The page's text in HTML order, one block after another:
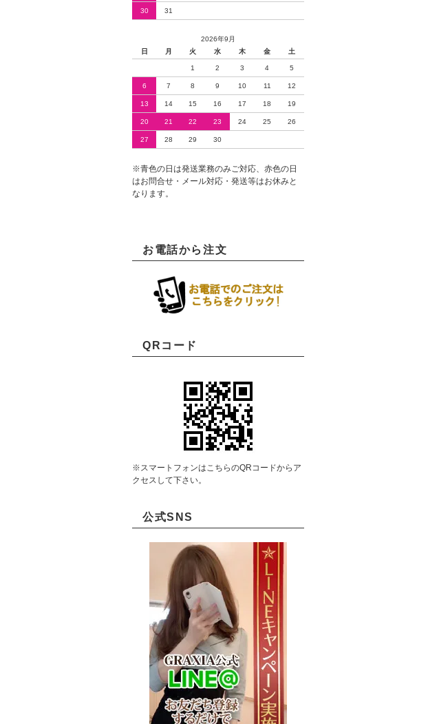
30 31
2026年9月
日
月 火 水 木 金 土
1 2 3 4 5
6 7 8 9 10 11 12
13 14 15 16 17 18 19
20 21 22 23 24 25 26
27 28 29 30
※青色の日は発送業務のみご対応、赤色の日
はお問合せ・メール対応・発送等はお休みと
なります。
お電話から注文
QRコード
※スマートフォンはこちらのQRコードからア
クセスして下さい。
公式SNS